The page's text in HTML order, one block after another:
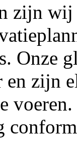
zijn wij
Onze
en zijn